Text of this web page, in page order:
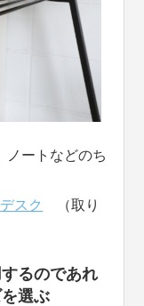
ノートなどのち
スク
（取り
るのであれ
選ぶ